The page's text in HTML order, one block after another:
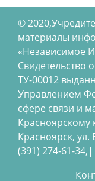
©
материалы
«Независимое
ТУ-00012
Управлением
сфере связи и
Красноярск, ул.
(391) 274-61-